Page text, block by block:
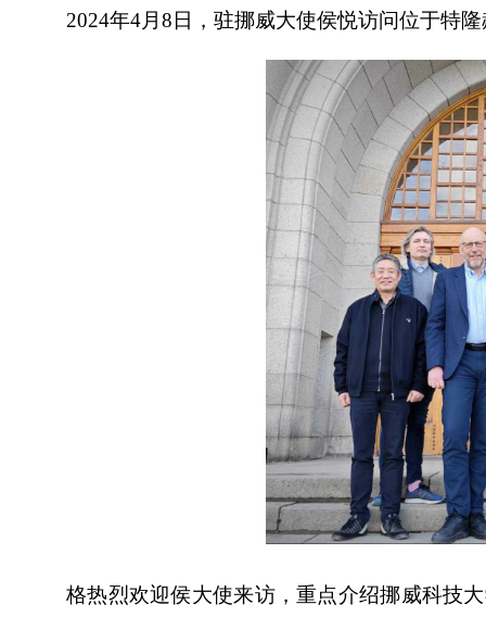
2024年4月8日，驻挪威大使侯悦访问位于特
格热烈欢迎侯大使来访，重点介绍挪威科技